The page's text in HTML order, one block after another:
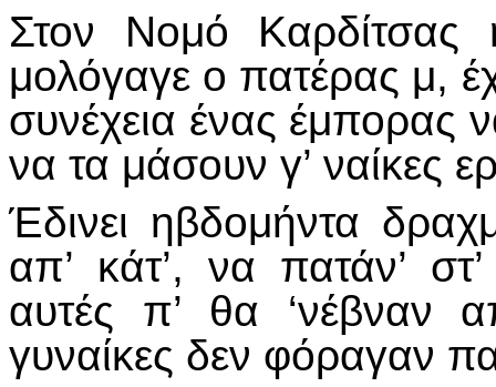
Στον Νομό
μολόγαγε ο πατέρας μ,
συνέχεια ένας έμπορας
να τα μάσουν γ’ ναίκες
Έδινει ηβδομήντα
απ’ κάτ’, να πατάν’
αυτές π’ θα ‘νέβναν
γυναίκες δεν φόραγαν